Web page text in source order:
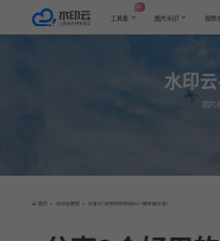
工具集
AI
图片水印 视频
水印
图
首页 > 水印云教程 > 分享3个好用的的在线AI一键生图工具!